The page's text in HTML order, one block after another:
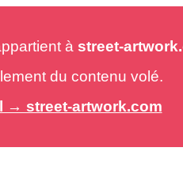
à street-
du contenu volé.
→ street-artwork.com